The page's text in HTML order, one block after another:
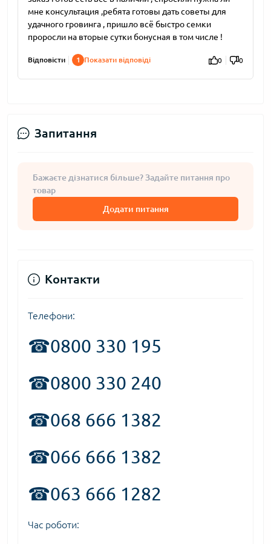
мне консультация ,ребята готовы дать советы для
удачного гровинга , пришло всё быстро семки
проросли на вторые сутки бонусная в том числе !
Відповісти 1 Показати відповіді 0 0
Запитання
Бажаєте дізнатися більше? Задайте питання про
товар
Додати питання
Контакти
Телефони:
☎0800 330 195
☎0800 330 240
☎068 666 1382
☎066 666 1382
☎063 666 1282
Час роботи: